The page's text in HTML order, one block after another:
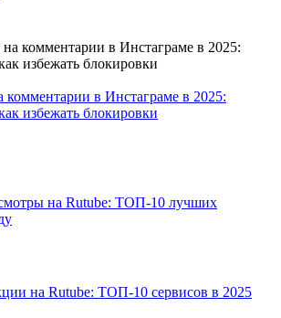
комментарии в Инстаграме в 2025:
избежать блокировки
на Rutube: ТОП-10 лучших
на Rutube: ТОП-10 сервисов в 2025